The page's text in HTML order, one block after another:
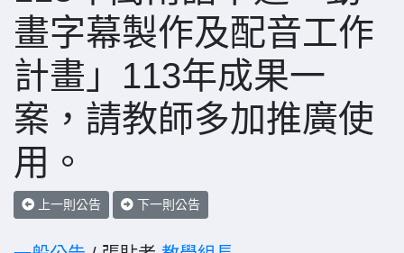
畫字幕製作及配音工作
計畫」113年成果一
案，請教師多加推廣使
用。
上一則公告 下一則公告